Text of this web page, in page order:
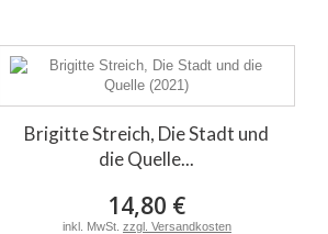
Brigitte Streich, Die Stadt und
die Quelle...
14,80 €
inkl. MwSt. zzgl. Versandkosten